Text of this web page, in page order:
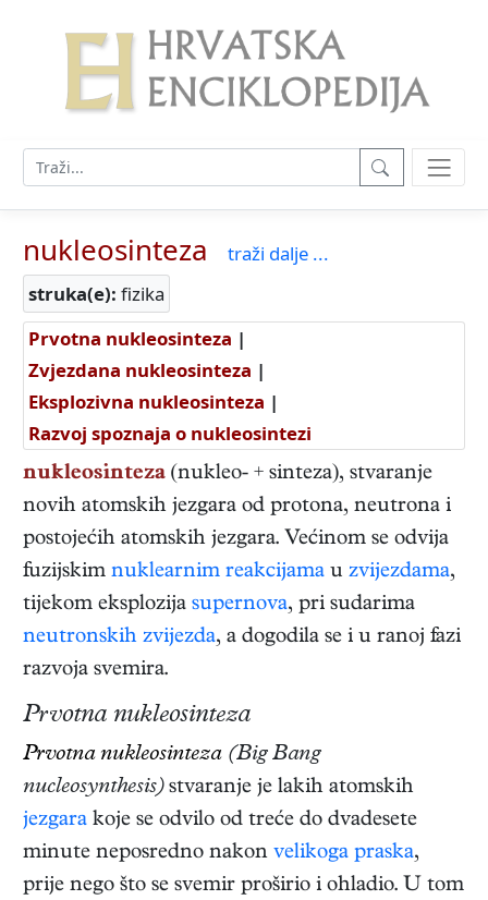
nukleosinteza
traži dalje ...
struka(e): fizika
Prvotna nukleosinteza |
Zvjezdana nukleosinteza |
Eksplozivna nukleosinteza |
Razvoj spoznaja o nukleosintezi
nukleosinteza (nukleo- + sinteza), stvaranje
novih atomskih jezgara od protona, neutrona i
postojećih atomskih jezgara. Većinom se odvija
fuzijskim nuklearnim reakcijama u zvijezdama,
tijekom eksplozija supernova, pri sudarima
neutronskih zvijezda, a dogodila se i u ranoj fazi
razvoja svemira.
Prvotna nukleosinteza
Prvotna nukleosinteza (Big Bang
nucleosynthesis)stvaranje je lakih atomskih
jezgara koje se odvilo od treće do dvadesete
minute neposredno nakon velikoga praska,
prije nego što se svemir proširio i ohladio. U tom